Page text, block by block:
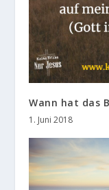
Wann hat das
1. Juni 2018